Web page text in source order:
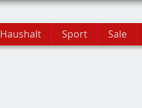
Haushalt Sport Sale